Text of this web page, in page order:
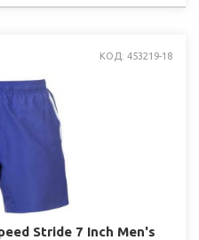
КОД: 453219-18
Stride 7 Inch Men's